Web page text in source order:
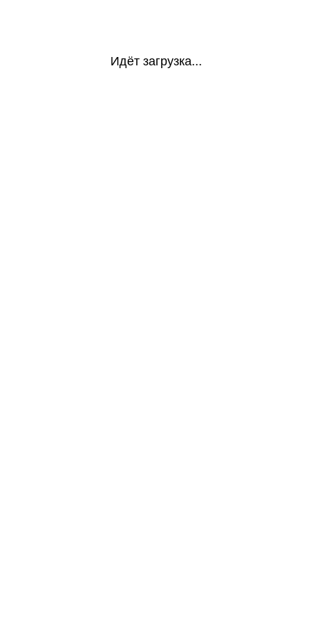
Идёт загрузка...